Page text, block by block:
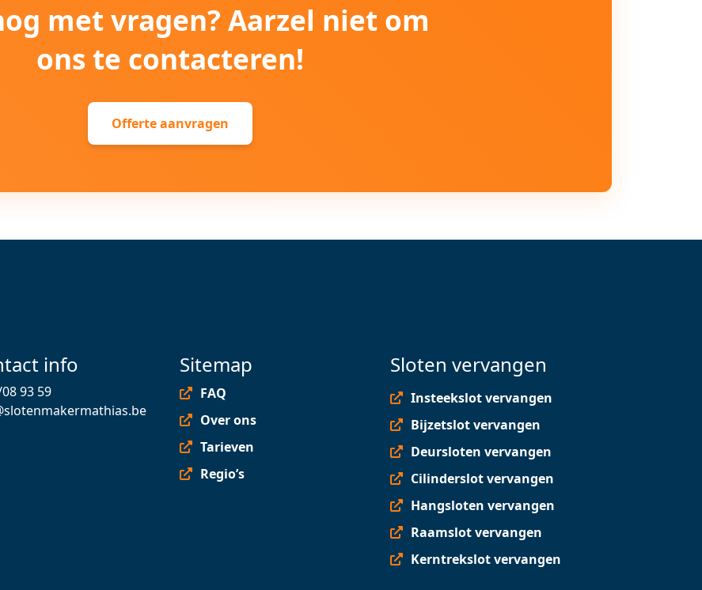
met vragen? Aarzel niet om
ons te contacteren!
Offerte aanvragen
info
93 59
Sitemap
FAQ
Over ons
Tarieven
Regio’s
Sloten vervangen
Insteekslot vervangen
Bijzetslot vervangen
Deursloten vervangen
Cilinderslot vervangen
Hangsloten vervangen
Raamslot vervangen
Kerntrekslot vervangen